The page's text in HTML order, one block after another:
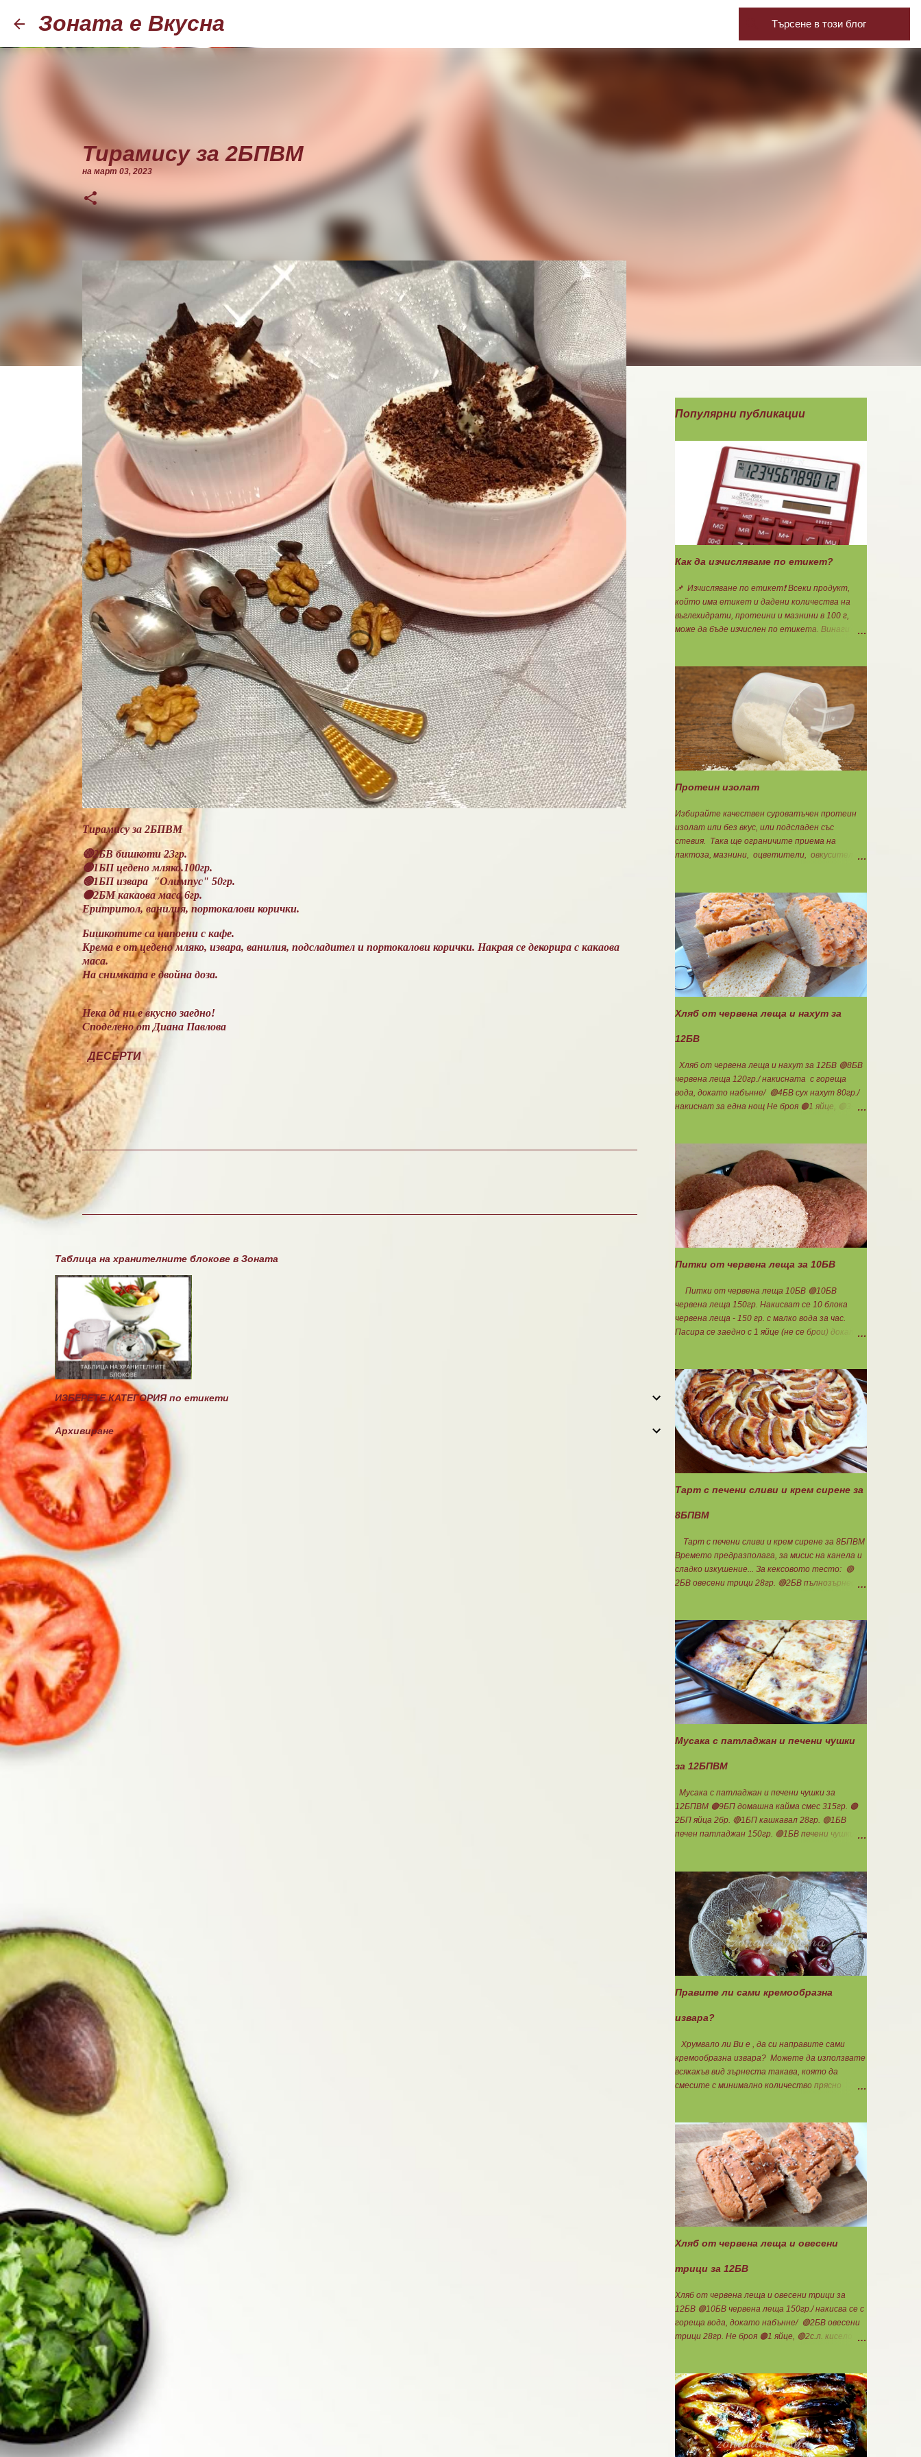
Зоната е Вкусна
Тирамису за 2БПВМ
на март 03, 2023
Тирамису за 2БПВМ
🔴2БВ бишкоти 23гр.
🟢1БП цедено мляко.100гр.
🟢1БП извара "Олимпус" 50гр.
🟠2БМ какаова маса 6гр.
Еритритол, ванилия, портокалови корички.
Бишкотите са напоени с кафе.
Крема е от цедено мляко, извара, ванилия, подсладител и портокалови корички. Накрая се декорира с какаова
маса.
На снимката е двойна доза.
Нека да ни е вкусно заедно!
Споделено от Диана Павлова
ДЕСЕРТИ
К
м
е
и
Таблица на хранителните блокове в Зоната
ИЗБЕРЕТЕ КАТЕГОРИЯ по етикети
Архивиране
Популярни публикации
Как да изчисляваме по етикет?
📌 Изчисляване по етикет❗ Всеки продукт,
който има етикет и дадени количества на
въглехидрати, протеини и мазнини в 100 г,
може да бъде изчислен по етикета. Винаги
етикет: Протеини: 700 : съдържанието на
протеин в 100 г = количеството протеин за 1
блок. Въглехидрати: 900 : съдържанието на
въглехидрати в 100 г = количеството
въглехидрати за 1 блок. Мазнини: 150 :
количеството мазнини в 100 г продукт =
мазнините за 1 блок.
Протеин изолат
Избирайте качествен суроватъчен протеин
изолат или без вкус, или подсладен със
стевия. Така ще ограничите приема на
лактоза, мазнини, оцветители, овкусители и
усвояване. Протеинът изолат съдържа 90%
протеин и ниски нива на мазнини. Подходящ е
за хора с лактозна непоносимост. Самата
технология на филтрация при качествените
продукти отстранява млечната захар и по
този начин се избягват проблемите със
алергии, задържане на вода, подуване на
стомаха, диария или друг тип дискомфорт.
Хляб от червена леща и нахут за
12БВ
Хляб от червена леща и нахут за 12БВ 🟢8БВ
червена леща 120гр./ накисната с гореща
вода, докато набънне/ 🟢4БВ сух нахут 80гр./
накиснат за една нощ Не броя 🟠1 яйце, 🟢3-
се на 12 филийки, всяка за 1БВ. Нека да ни е
вкусно заедно! Люси
Питки от червена леща за 10БВ
Питки от червена леща 10БВ 🟢10БВ
червена леща 150гр. Накисват се 10 блока
червена леща - 150 гр. с малко вода за час.
Пасира се заедно с 1 яйце (не се брои) докато
бакпулвер. Добавям се хуск, докато стане
много гъста смес, която може да се оформя на
топчета. Оставя се още малко, да поеме
добре хуска и с влажни ръце се оформят 10
еднакви топчета. Пече се в добре загрята
фурна на 200 градуса за 35-40 мин. Всяка
питка е 1 блок въглехидрат. Нека да ни е
вкусно заедно! Споделено от Петя Чанева
Тарт с печени сливи и крем сирене за
8БПВМ
Тарт с печени сливи и крем сирене за 8БПВМ
Времето предразполага, за мисис на канела и
сладко изкушение... За кексовото тесто: 🟢
2БВ овесени трици 28гр. 🔴2БВ пълнозърнесто
21гр. 🟢5БМ сусамов тахан 15гр. Ванилия
Минимално количество стевия бленд.
Бакпулвер Всичко се смесва добре и се оставя
на страна да набъбне. За чийз крема: 🟢3БП
обезмаслено крем сирене Кауфланд 200гр. + 1
равна с.л скир 🟠1БП яйце 1бр. Ванилия Не
подслаждам! За отгоре: 🟢4БВ сини сливи
360гр. Канела Мазнините са удвоени за
силиконова форма за тарт, разпределих
така: 🥧1- ви слой от кексово тесто 🥧2- ри
сливи Канелата поръсих след изпичане, за да
не е много натрапчива и в голямо количество.
Сладкиша изпекох в загрята фурна на 180
градуса , докато бялата смес стане леко
Мусака с патладжан и печени чушки
за 12БПВМ
Мусака с патладжан и печени чушки за
12БПВМ 🟠9БП домашна кайма смес 315гр. 🟠
2БП яйца 2бр. 🔴1БП кашкавал 28гр. 🟢1БВ
печен патладжан 150гр. 🟢1БВ печени чушки
480гр. 🟢11БМ зехтин почти 3ч.л. 🟢150гр.
кисело мляко не се брои Подправки на вкус
Мазнините се намаляват за кашкавала! Ако
ползвате много мазна кайма, може изобщо да
не добавяте мазнини... Каймата се задушава с
лука и картофите. Всичко останало с3
нарязва и добавя към сместа. Пече се до
готовност. Заливката е от яйца,кашкавал и
можете да разпределите на порции и да
хапвате както предпочитате. Нека да ни е
вкусно заедно! Люси
Правите ли сами кремообразна
извара?
Хрумвало ли Ви е , да си направите сами
кремообразна извара? Можете да използвате
всякакъв вид зърнеста такава, която да
смесите с минимално количество прясно
Намачквате добре с вилица , или пасирате до
абсолютно гладък крем с пасатор. Уверявам
Ви, че става невероятно вкусно и приятно за
приготвяне на всякакви плодови кремчета,
крем за торти, за всякакви разядки и салати...
Ако изварата е обезмаслена можете да
удвоявате мазнините. Ако не е, броите като
нискомаслен продукт. Можете да си
съхранявате в хладилник за няколко дни. Част
от моята закуска днес, беше това вкусно
кремче... 🟢1БП извара 50гр. 🟢1БВ череши 8бр.
🟠1БМ орех 1бр. Ванилия Нека да ни е вкусно
заедно! Люси
Хляб от червена леща и овесени
трици за 12БВ
Хляб от червена леща и овесени трици за
12БВ 🟢10БВ червена леща 150гр./ накисва се с
гореща вода, докато набънне/ 🟢2БВ овесени
трици 28гр. Не броя 🟠1 яйце, 🟢2с.л. кисело
фурна на 180градуса до готовност. Нарязва
се на 12 филийки, всяка за 1БВ. Нека да ни е
вкусно заедно! Люси